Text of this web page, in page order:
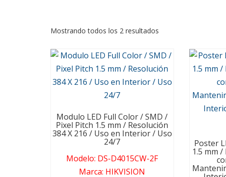
Mostrando todos los 2 resultados
Modulo LED Full Color / SMD /
Pixel Pitch 1.5 mm / Resolución
384 X 216 / Uso en Interior / Uso
24/7
Modelo: DS-D4015CW-2F
Marca: HIKVISION
Poster
1.5 mm